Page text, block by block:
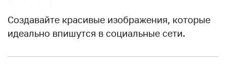
Создавайте красивые изображения, которые
идеально впишутся в социальные сети.